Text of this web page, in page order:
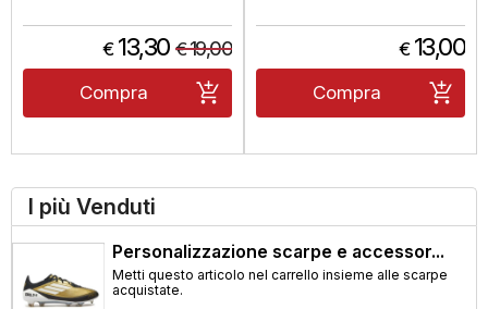
€ 13,30 €19,00
Compra
€ 13,00
Compra
I più Venduti
Personalizzazione scarpe e accessor...
Metti questo articolo nel carrello insieme alle scarpe
acquistate.